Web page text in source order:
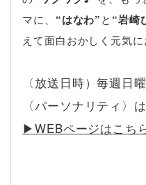
マに、 “はなわ”と “岩崎
えて面白おかしく元気に
〈放送日時）毎週日
〈パーソナリティ
▶︎WEBページはこち